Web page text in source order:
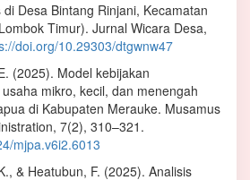
Desa Bintang Rinjani, Kecamatan
Timur). Jurnal Wicara Desa,
doi.org/10.29303/dtgwnw47
(2025). Model kebijakan
mikro, kecil, dan menengah
di Kabupaten Merauke. Musamus
7(2), 310–321.
mjpa.v6i2.6013
& Heatubun, F. (2025). Analisis